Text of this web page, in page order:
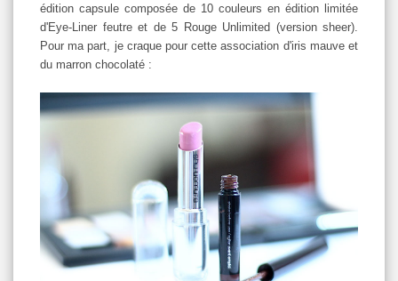
édition capsule composée de 10 couleurs en édition limitée
d'Eye-Liner feutre et de 5 Rouge Unlimited (version sheer).
Pour ma part, je craque pour cette association d'iris mauve et
du marron chocolaté :